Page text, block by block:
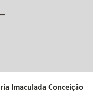
Imaculada Conceição